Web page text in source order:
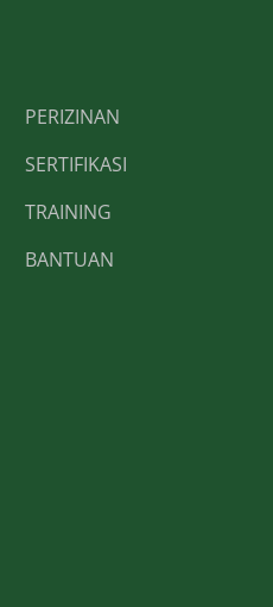
PERIZINAN
SERTIFIKASI
TRAINING
BANTUAN